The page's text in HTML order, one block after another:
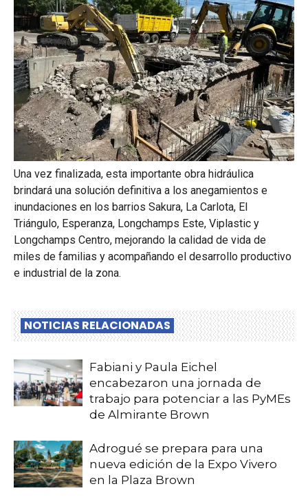
Una vez finalizada, esta importante obra hidráulica
brindará una solución definitiva a los anegamientos e
inundaciones en los barrios Sakura, La Carlota, El
Triángulo, Esperanza, Longchamps Este, Viplastic y
Longchamps Centro, mejorando la calidad de vida de
miles de familias y acompañando el desarrollo productivo
e industrial de la zona.
NOTICIAS RELACIONADAS
Fabiani y Paula Eichel
encabezaron una jornada de
trabajo para potenciar a las PyMEs
de Almirante Brown
Adrogué se prepara para una
nueva edición de la Expo Vivero
en la Plaza Brown